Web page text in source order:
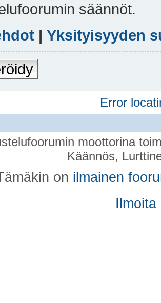
säännöt.
| Yksityisyyden
Error
moottorina
Käännös,
on ilmainen